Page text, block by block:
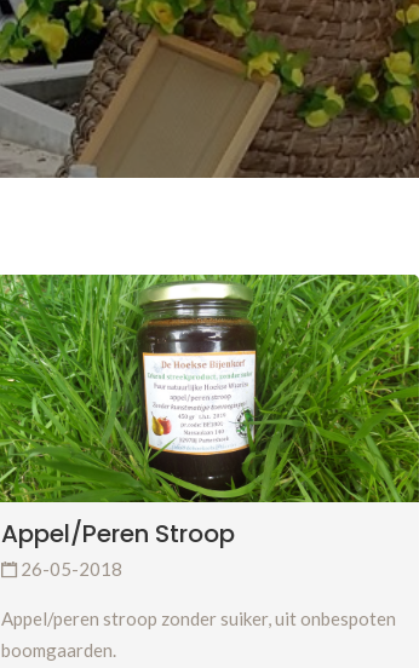
Appel/peren Stroop
26-05-2018
Appel/peren stroop zonder suiker, uit onbespoten
boomgaarden.